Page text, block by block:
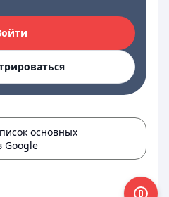
основных
Google